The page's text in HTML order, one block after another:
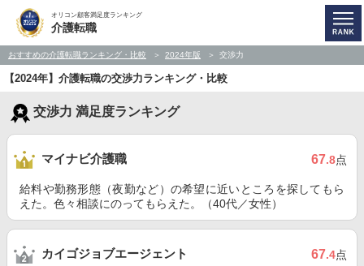
オリコン顧客満足度ランキング
介護転職
おすすめの介護転職ランキング・比較 2024年版 交渉力
【2024年】介護転職の交渉力ランキング・比較
交渉力 満足度ランキング
マイナビ介護職 67.8点
給料や勤務形態（夜勤など）の希望に近いところを探してもら
えた。色々相談にのってもらえた。（40代／女性）
カイゴジョブエージェント 67.4点